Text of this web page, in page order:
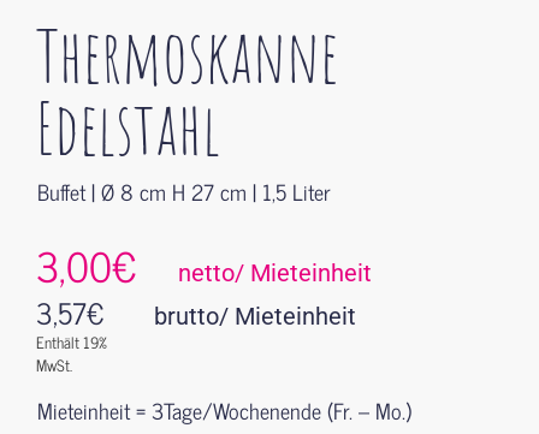
Thermoskanne
Edelstahl
Buffet | Ø 8 cm H 27 cm | 1,5 Liter
3,00€ netto/ Mieteinheit
3,57€
Enthält 19%
MwSt.
brutto/ Mieteinheit
Mieteinheit = 3Tage/Wochenende (Fr. – Mo.)